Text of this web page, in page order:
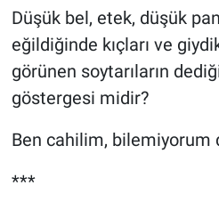
Düşük bel, etek, düşük
eğildiğinde kıçları ve
görünen soytarıların
göstergesi midir?
Ben cahilim, bilemiyorum
***